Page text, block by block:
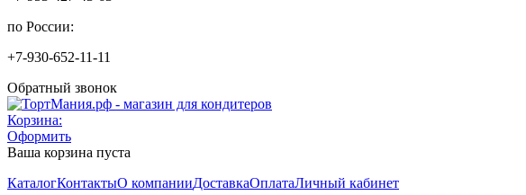
по России:
+7-930-652-11-11
Обратный звонок
Корзина:
Оформить
Ваша корзина пуста
КаталогКонтактыО компанииДоставкаОплатаЛичный кабинет